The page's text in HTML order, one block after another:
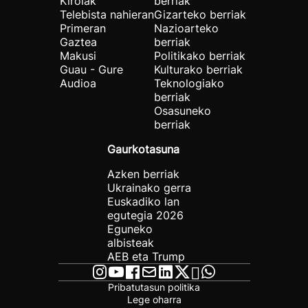
Telebista nahieran
Primeran
Gaztea
Makusi
Guau - Gure
Audioa
Gizarteko berriak
Nazioarteko
berriak
Politikako berriak
Kulturako berriak
Teknologiako
berriak
Osasuneko
berriak
Gaurkotasuna
Azken berriak
Ukrainako gerra
Euskadiko lan
egutegia 2026
Eguneko
albisteak
AEB eta Trump
Pribatutasun politika
Lege oharra